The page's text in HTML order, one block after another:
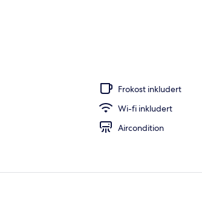
Frokost inkludert
Wi-fi inkludert
Aircondition